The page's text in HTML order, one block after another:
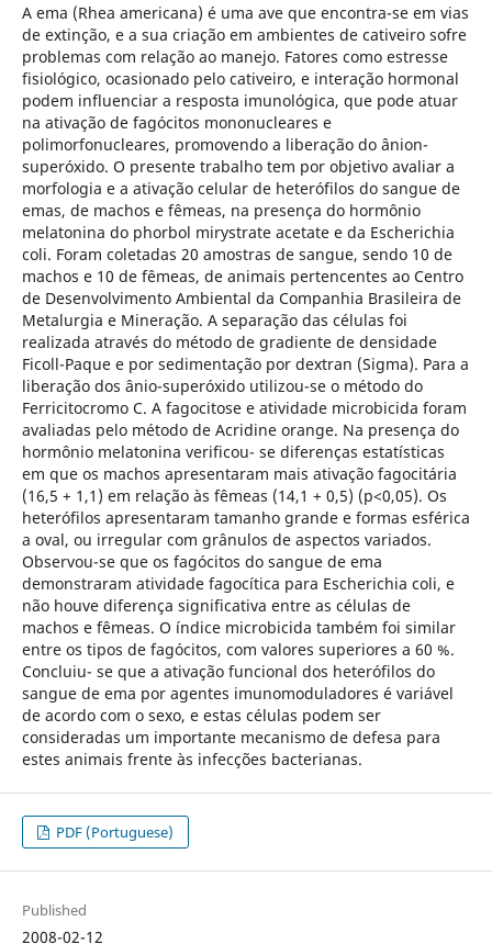
A ema (Rhea americana) é uma ave que encontra-se em vias
de extinção, e a sua criação em ambientes de cativeiro sofre
problemas com relação ao manejo. Fatores como estresse
fisiológico, ocasionado pelo cativeiro, e interação hormonal
podem influenciar a resposta imunológica, que pode atuar
na ativação de fagócitos mononucleares e
polimorfonucleares, promovendo a liberação do ânion-
superóxido. O presente trabalho tem por objetivo avaliar a
morfologia e a ativação celular de heterófilos do sangue de
emas, de machos e fêmeas, na presença do hormônio
melatonina do phorbol mirystrate acetate e da Escherichia
coli. Foram coletadas 20 amostras de sangue, sendo 10 de
machos e 10 de fêmeas, de animais pertencentes ao Centro
de Desenvolvimento Ambiental da Companhia Brasileira de
Metalurgia e Mineração. A separação das células foi
realizada através do método de gradiente de densidade
Ficoll-Paque e por sedimentação por dextran (Sigma). Para a
liberação dos ânio-superóxido utilizou-se o método do
Ferricitocromo C. A fagocitose e atividade microbicida foram
avaliadas pelo método de Acridine orange. Na presença do
hormônio melatonina verificou- se diferenças estatísticas
em que os machos apresentaram mais ativação fagocitária
(16,5 + 1,1) em relação às fêmeas (14,1 + 0,5) (p<0,05). Os
heterófilos apresentaram tamanho grande e formas esférica
a oval, ou irregular com grânulos de aspectos variados.
Observou-se que os fagócitos do sangue de ema
demonstraram atividade fagocítica para Escherichia coli, e
não houve diferença significativa entre as células de
machos e fêmeas. O índice microbicida também foi similar
entre os tipos de fagócitos, com valores superiores a 60 %.
Concluiu- se que a ativação funcional dos heterófilos do
sangue de ema por agentes imunomoduladores é variável
de acordo com o sexo, e estas células podem ser
consideradas um importante mecanismo de defesa para
estes animais frente às infecções bacterianas.
PDF (Portuguese)
Published
2008-02-12